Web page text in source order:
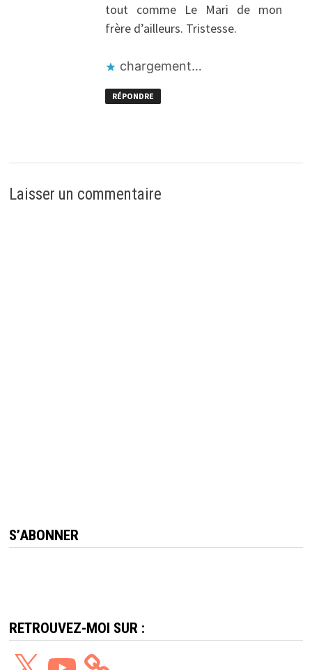
tout comme Le Mari de mon
frère d’ailleurs. Tristesse.
chargement…
RÉPONDRE
Laisser un commentaire
S’ABONNER
RETROUVEZ-MOI SUR :
YouTube